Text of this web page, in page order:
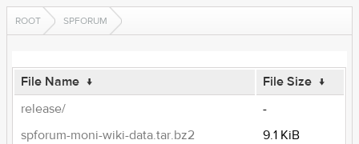
ROOT SPFORUM
File Name ↓ File Size ↓
release/
-
spforum-moni-wiki-data.tar.bz2
9.1 KiB